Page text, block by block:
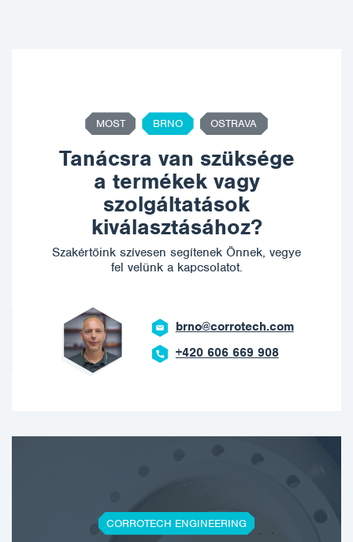
MOST BRNO OSTRAVA
Tanácsra van szüksége
a termékek vagy
szolgáltatások
kiválasztásához?
Szakértőink szívesen segítenek Önnek, vegye
fel velünk a kapcsolatot.
brno@corrotech.com
+420 606 669 908
CORROTECH ENGINEERING